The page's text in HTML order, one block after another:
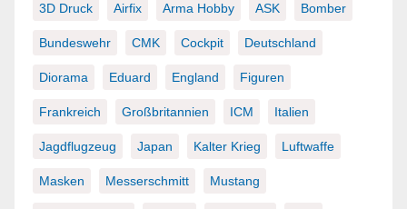
3D Druck Airfix Arma Hobby ASK Bomber
Bundeswehr CMK Cockpit Deutschland
Diorama Eduard England Figuren
Frankreich Großbritannien ICM Italien
Jagdflugzeug Japan Kalter Krieg Luftwaffe
Masken Messerschmitt Mustang